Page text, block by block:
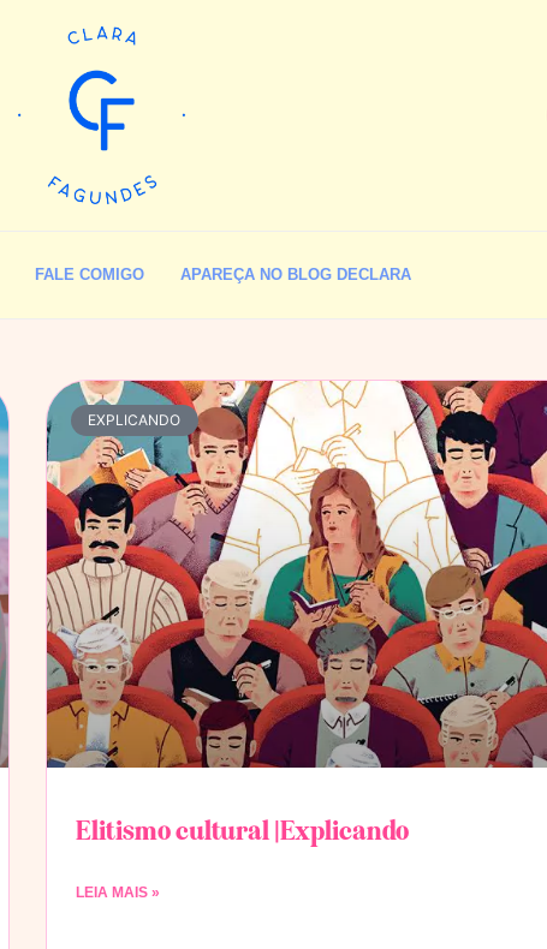
FALE COMIGO APAREÇA NO BLOG DECLARA
EXPLICANDO
Elitismo cultural |Explicando
LEIA MAIS »